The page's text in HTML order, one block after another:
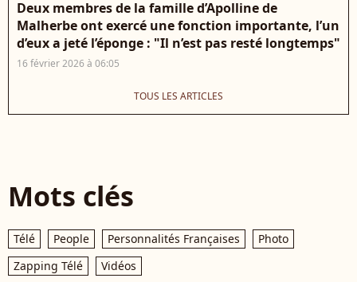
Deux membres de la famille d’Apolline de
Malherbe ont exercé une fonction importante, l’un
d’eux a jeté l’éponge : "Il n’est pas resté longtemps"
16 février 2026 à 06:05
TOUS LES ARTICLES
Mots clés
Télé People Personnalités Françaises
Photo
Zapping Télé
Vidéos